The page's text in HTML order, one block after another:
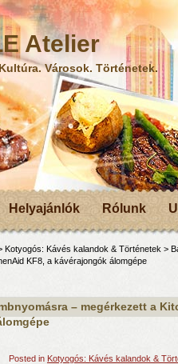
Atelier
Városok. Történetek.
Helyajánlók Rólunk
Kotyogós: Kávés kalandok & Történetek >
KF8, a kávérajongók álomgépe
– megérkezett a
Posted in Kotyogós: Kávés kalandok &